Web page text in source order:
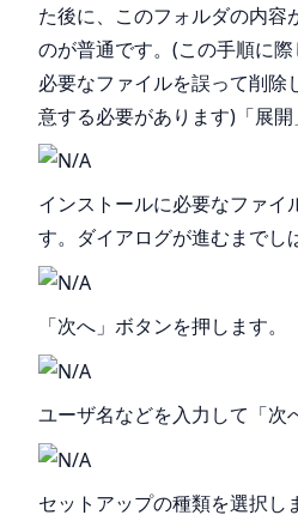
た後に、このフォルダの内容
のが普通です。(この手順に
必要なファイルを誤って削除
意する必要があります)「展開
インストールに必要なファイ
す。ダイアログが進むまでし
「次へ」ボタンを押します。
ユーザ名などを入力して「次
セットアップの種類を選択し